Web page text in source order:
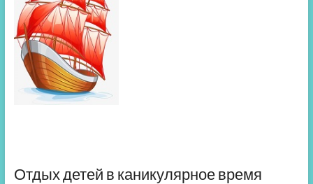
Отдых детей в каникулярное время